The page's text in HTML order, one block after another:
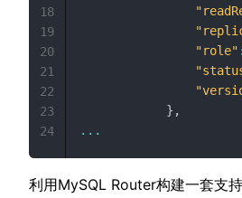
"role" :
} ,
...
18
19
20
21
22
23
24
利用MySQL Router构建一套支